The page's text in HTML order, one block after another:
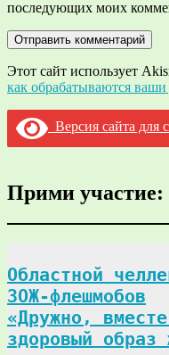
последующих моих
Этот сайт использует
как обрабатываются
Версия сайта для
Прими участие:
Областной
ЗОЖ-флешмобов
«Дружно,
здоровый образ